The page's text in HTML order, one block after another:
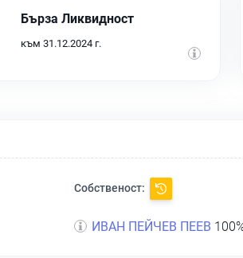
Бърза Ликвидност
към 31.12.2024 г.
Собственост:
ИВАН ПЕЙЧЕВ ПЕЕВ